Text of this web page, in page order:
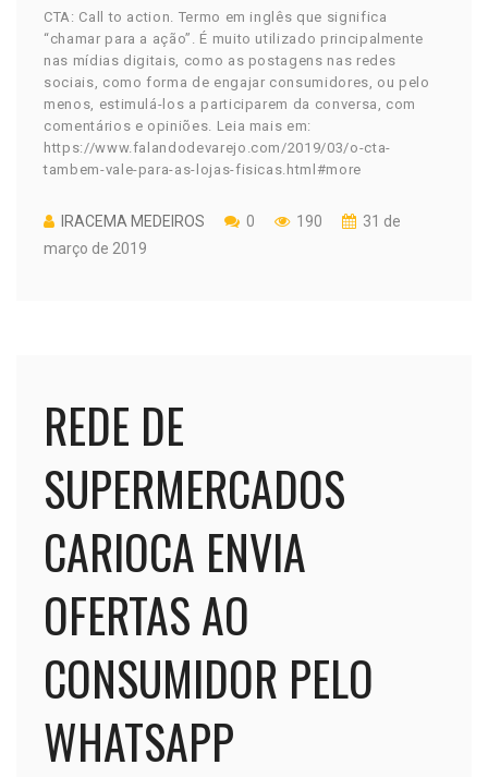
CTA: Call to action. Termo em inglês que significa
“chamar para a ação”. É muito utilizado principalmente
nas mídias digitais, como as postagens nas redes
sociais, como forma de engajar consumidores, ou pelo
menos, estimulá-los a participarem da conversa, com
comentários e opiniões. Leia mais em:
https://www.falandodevarejo.com/2019/03/o-cta-
tambem-vale-para-as-lojas-fisicas.html#more
IRACEMA MEDEIROS 0 190
31 de
março de 2019
REDE DE
SUPERMERCADOS
CARIOCA ENVIA
OFERTAS AO
CONSUMIDOR PELO
WHATSAPP